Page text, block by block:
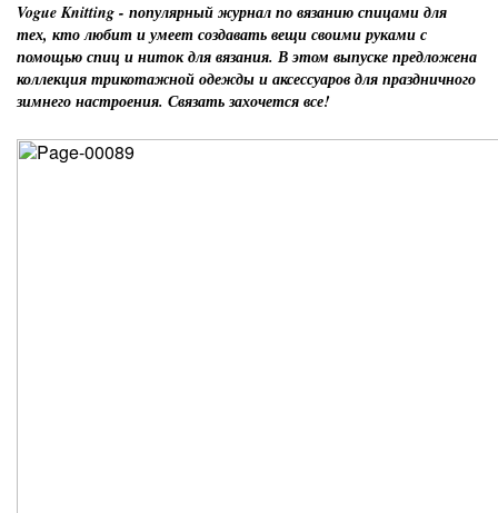
Vogue Knitting - популярный журнал по вязанию спицами для
тех, кто любит и умеет создавать вещи своими руками с
помощью спиц и ниток для вязания. В этом выпуске предложена
коллекция трикотажной одежды и аксессуаров для праздничного
зимнего настроения. Связать захочется все!